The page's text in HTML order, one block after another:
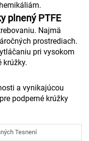
plnený PTFE
Najmä
prostrediach.
pri vysokom
krúžky.
a vynikajúcou
podperné krúžky
Tesnení